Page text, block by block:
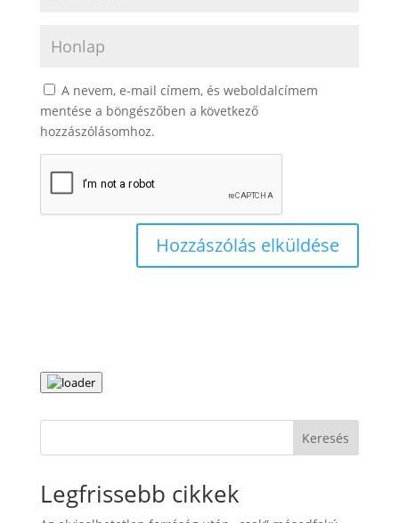
A nevem, e-mail címem, és weboldalcímem
mentése a böngészőben a következő
hozzászólásomhoz.
Keresés
Legfrissebb cikkek